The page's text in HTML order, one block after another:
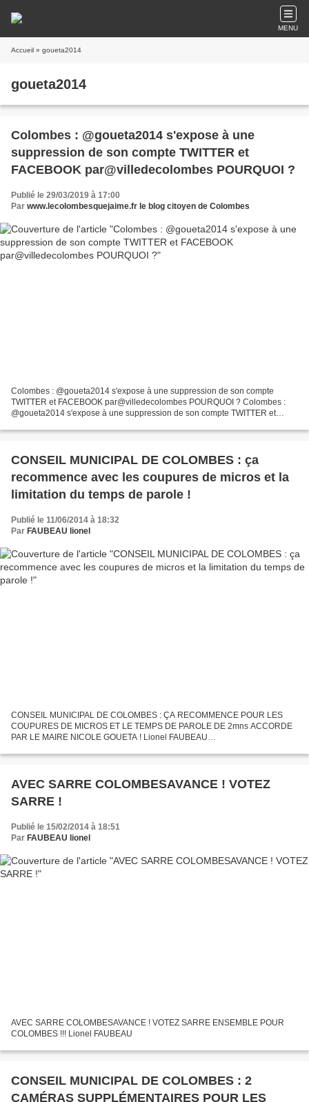
MENU
Accueil » goueta2014
goueta2014
Colombes : @goueta2014 s'expose à une
suppression de son compte TWITTER et
FACEBOOK par@villedecolombes POURQUOI ?
Publié le 29/03/2019 à 17:00
Par www.lecolombesquejaime.fr le blog citoyen de Colombes
Colombes : @goueta2014 s'expose à une suppression de son compte
TWITTER et FACEBOOK par@villedecolombes POURQUOI ? Colombes :
@goueta2014 s'expose à une suppression de son compte TWITTER et
Parisien...
CONSEIL MUNICIPAL DE COLOMBES : ça
recommence avec les coupures de micros et la
limitation du temps de parole !
Publié le 11/06/2014 à 18:32
Par FAUBEAU lionel
CONSEIL MUNICIPAL DE COLOMBES : ÇA RECOMMENCE POUR LES
COUPURES DE MICROS ET LE TEMPS DE PAROLE DE 2mns ACCORDE
PAR LE MAIRE NICOLE GOUETA ! Lionel FAUBEAU
recommence avec les coupures de micros...
AVEC SARRE COLOMBESAVANCE ! VOTEZ
SARRE !
Publié le 15/02/2014 à 18:51
Par FAUBEAU lionel
AVEC SARRE COLOMBESAVANCE ! VOTEZ SARRE ENSEMBLE POUR
COLOMBES !!! Lionel FAUBEAU
CONSEIL MUNICIPAL DE COLOMBES : 2
CAMÉRAS SUPPLÉMENTAIRES POUR LES